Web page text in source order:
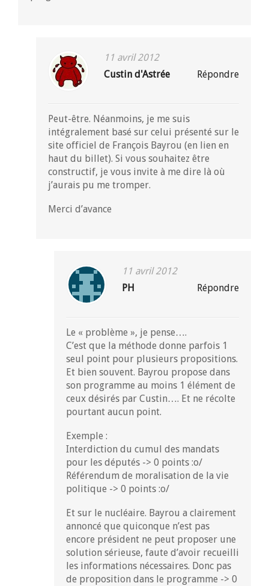
11 avril 2012
Custin d'Astrée
Répondre
Peut-être. Néanmoins, je me suis
intégralement basé sur celui présenté sur le
site officiel de François Bayrou (en lien en
haut du billet). Si vous souhaitez être
constructif, je vous invite à me dire là où
j’aurais pu me tromper.
Merci d’avance
11 avril 2012
PH
Répondre
Le « problème », je pense….
C’est que la méthode donne parfois 1
seul point pour plusieurs propositions.
Et bien souvent. Bayrou propose dans
son programme au moins 1 élément de
ceux désirés par Custin…. Et ne récolte
pourtant aucun point.
Exemple :
Interdiction du cumul des mandats
pour les députés -> 0 points :o/
Référendum de moralisation de la vie
politique -> 0 points :o/
Et sur le nucléaire. Bayrou a clairement
annoncé que quiconque n’est pas
encore président ne peut proposer une
solution sérieuse, faute d’avoir recueilli
les informations nécessaires. Donc pas
de proposition dans le programme -> 0